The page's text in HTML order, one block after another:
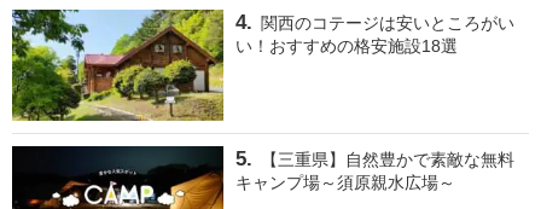
関西のコテージは安いところがい
い！おすすめの格安施設18選
【三重県】自然豊かで素敵な無料
キャンプ場～須原親水広場～